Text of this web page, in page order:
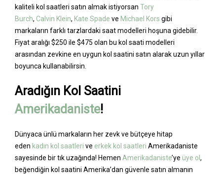
kaliteli kol saatleri satın almak istiyorsan Tory
Burch, Calvin Klein, Kate Spade ve Michael Kors gibi
markaların farklı tarzlardaki saat modelleri hoşuna gidebilir.
Fiyat aralığı $250 ile $475 olan bu kol saati modelleri
arasından zevkine en uygun kol saatini satın alarak uzun yıllar
boyunca kullanabilirsin.
Aradığın Kol Saatini
Amerikadaniste!
Dünyaca ünlü markaların her zevk ve bütçeye hitap
eden kadın kol saatleri ve erkek kol saatleri Amerikadaniste
sayesinde bir tık uzağında! Hemen Amerikadaniste’ye üye ol ,
beğendiğin kol saatini Amerika’dan güvenle satın almanın